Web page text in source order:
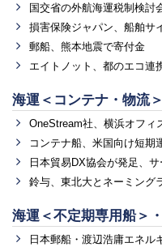
国交省の外航海運税制検討
損害保険ジャパン、船舶サ
郵船、熊本地震で寄付金
エイトノット、都のエコ連
海運＜コンテナ・物流＞
OneStream社、横浜オフィ
コンテナ船、米国向け短期
日本貿易DX協会が発足、
鈴与、東北大とネーミング
海運＜不定期専用船＞
日本郵船・渡辺浩庸エネル